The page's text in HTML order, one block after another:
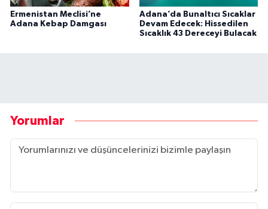
Ermenistan Meclisi’ne
Adana Kebap Damgası
Adana’da Bunaltıcı Sıcaklar
Devam Edecek: Hissedilen
Sıcaklık 43 Dereceyi Bulacak
Yorumlar